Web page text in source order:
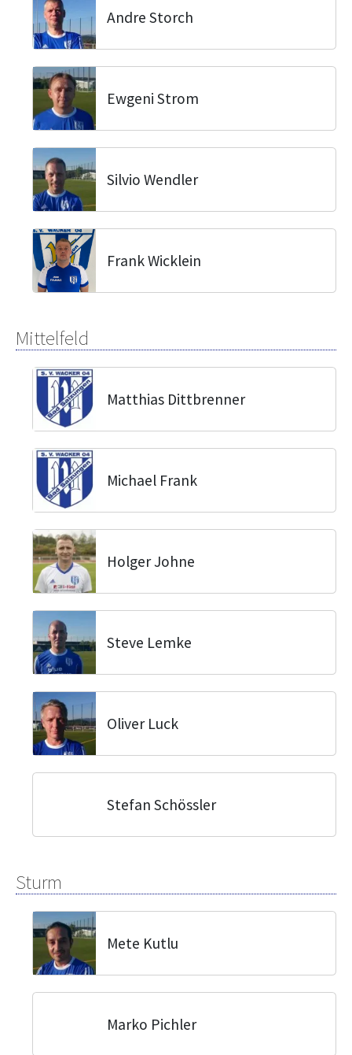
Andre Storch
Ewgeni Strom
Silvio Wendler
Frank Wicklein
Mittelfeld
Matthias Dittbrenner
Michael Frank
Holger Johne
Steve Lemke
Oliver Luck
Stefan Schössler
Sturm
Mete Kutlu
Marko Pichler